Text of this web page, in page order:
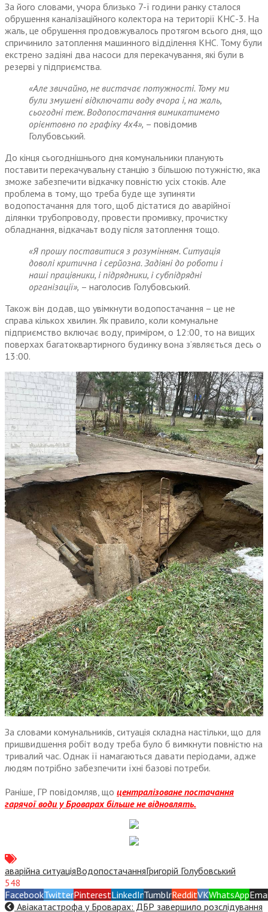
За його словами, учора близько 7-ї години ранку сталося
обрушення каналізаційного колектора на території КНС-3. На
жаль, це обрушення продовжувалось протягом всього дня, що
спричинило затоплення машинного відділення КНС. Тому були
екстрено задіяні два насоси для перекачування, які були в
резерві у підприємства.
«Але звичайно, не вистачає потужності. Тому ми
були змушені відключати воду вчора і, на жаль,
сьогодні теж. Водопостачання вимикатимемо
орієнтовно по графіку 4х4», – повідомив
Голубовський.
До кінця сьогоднішнього дня комунальники планують
поставити перекачувальну станцію з більшою потужністю, яка
зможе забезпечити відкачку повністю усіх стоків. Але
проблема в тому, що треба буде ще зупиняти
водопостачання для того, щоб дістатися до аварійної
ділянки трубопроводу, провести промивку, прочистку
обладнання, відкачаьт воду після затоплення тощо.
«Я прошу поставитися з розумінням. Ситуація
доволі критична і серйозна. Задіяні до роботи і
наші працівники, і підрядники, і субпідрядні
організації», – наголосив Голубовський.
Також він додав, що увімкнути водопостачання – це не
справа кількох хвилин. Як правило, коли комунальне
підприємство включає воду, приміром, о 12:00, то на вищих
поверхах багатоквартирного будинку вона з’являється десь о
13:00.
За словами комунальників, ситуація складна настільки, що для
пришвидшення робіт воду треба було б вимкнути повністю на
тривалий час. Однак її намагаються давати періодами, адже
людям потрібно забезпечити їхні базові потреби.
Раніше, ГР повідомляв, що централізоване постачання
гарячої води у Броварах більше не відновлять.
аварійна ситуаціяВодопостачанняГригорій Голубовський
548
FacebookTwitterPinterestLinkedInTumblrRedditVKWhatsApp
Авіакатастрофа у Броварах: ДБР завершило розслідування